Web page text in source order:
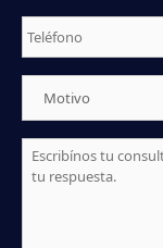
Telefono *
Mensaje